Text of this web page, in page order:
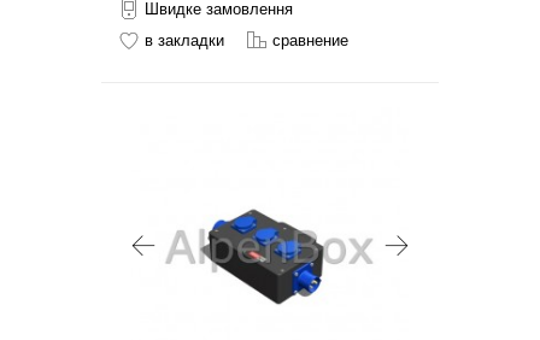
Швидке замовлення
в закладки
сравнение